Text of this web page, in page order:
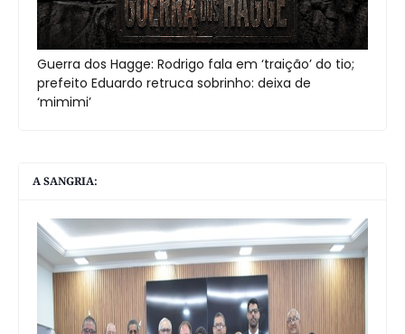
Guerra dos Hagge: Rodrigo fala em ‘traição’ do tio;
prefeito Eduardo retruca sobrinho: deixa de
‘mimimi’
A SANGRIA: